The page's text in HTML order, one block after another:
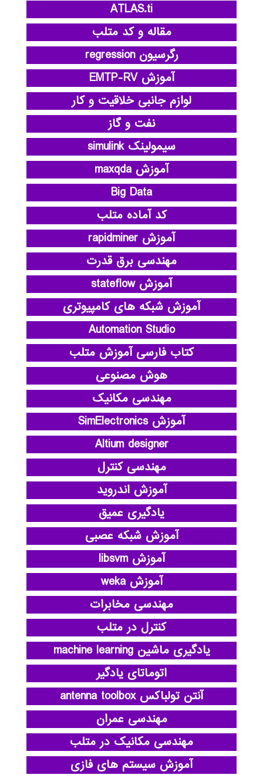
ATLAS.ti
مقاله و کد متلب
رگرسیون regression
آموزش EMTP-RV
لوازم جانبی خلاقیت و کار
نفت و گاز
سیمولینک simulink
آموزش maxqda
Big Data
کد آماده متلب
آموزش rapidminer
مهندسی برق قدرت
آموزش stateflow
آموزش شبکه های کامپیوتری
Automation Studio
کتاب فارسی آموزش متلب
هوش مصنوعی
مهندسی مکانیک
آموزش SimElectronics
Altium designer
مهندسی کنترل
آموزش اندروید
یادگیری عمیق
آموزش شبکه عصبی
آموزش libsvm
آموزش weka
مهندسی مخابرات
کنترل در متلب
یادگیری ماشین machine learning
اتوماتای یادگیر
آنتن تولباکس antenna toolbox
مهندسی عمران
مهندسی مکانیک در متلب
آموزش سیستم های فازی